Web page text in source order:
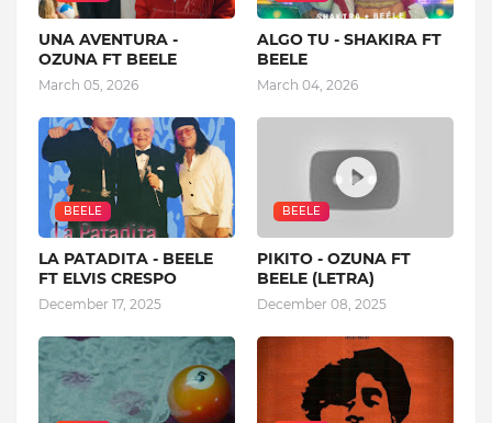
UNA AVENTURA -
OZUNA FT BEELE
March 05, 2026
ALGO TU - SHAKIRA FT
BEELE
March 04, 2026
BEELE
LA PATADITA - BEELE
FT ELVIS CRESPO
December 17, 2025
BEELE
PIKITO - OZUNA FT
BEELE (LETRA)
December 08, 2025